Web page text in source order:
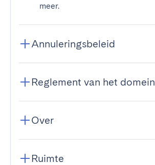
meer.
Annuleringsbeleid
Reglement van het domein
Over
Ruimte